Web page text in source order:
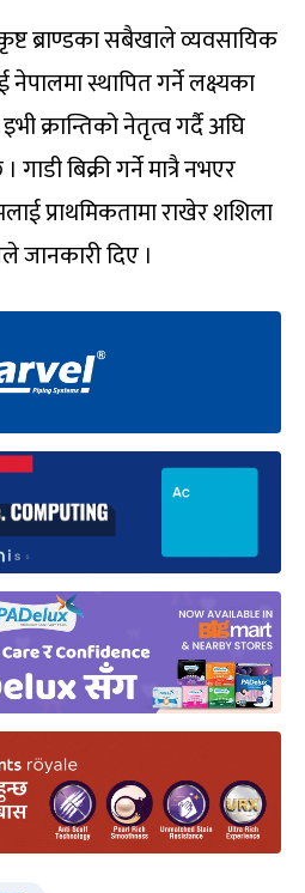
ब्राण्डका सबैखाले व्यवसायिक
नेपालमा स्थापित गर्ने लक्ष्यका
क्रान्तिको नेतृत्व गर्दै अघि
बिक्री गर्ने मात्रै नभएर
प्राथमिकतामा राखेर शशिला
जानकारी दिए ।